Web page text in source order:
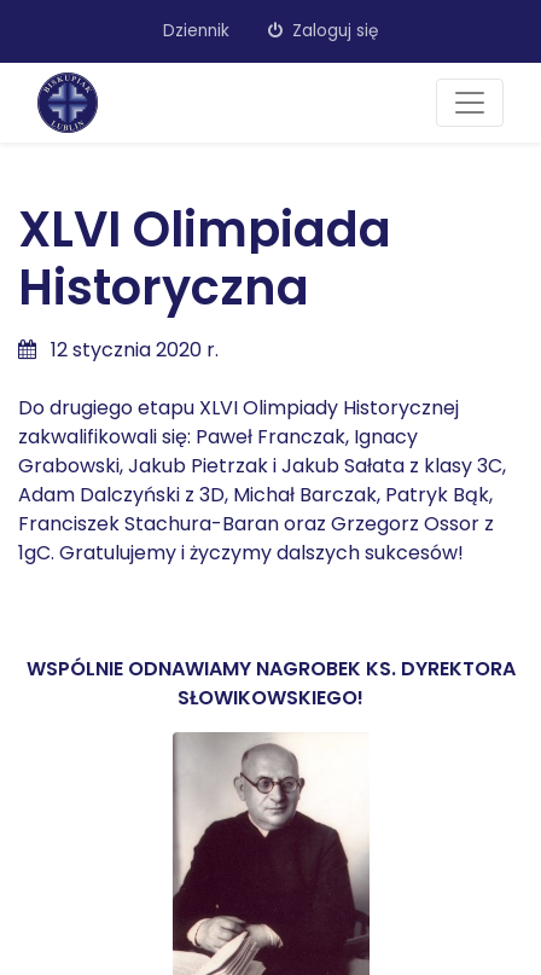
Dziennik Zaloguj się
XLVI Olimpiada
Historyczna
12 stycznia 2020 r.
Do drugiego etapu XLVI Olimpiady Historycznej
zakwalifikowali się: Paweł Franczak, Ignacy
Grabowski, Jakub Pietrzak i Jakub Sałata z klasy 3C,
Adam Dalczyński z 3D, Michał Barczak, Patryk Bąk,
Franciszek Stachura-Baran oraz Grzegorz Ossor z
1gC. Gratulujemy i życzymy dalszych sukcesów!
WSPÓLNIE ODNAWIAMY NAGROBEK KS. DYREKTORA
SŁOWIKOWSKIEGO!